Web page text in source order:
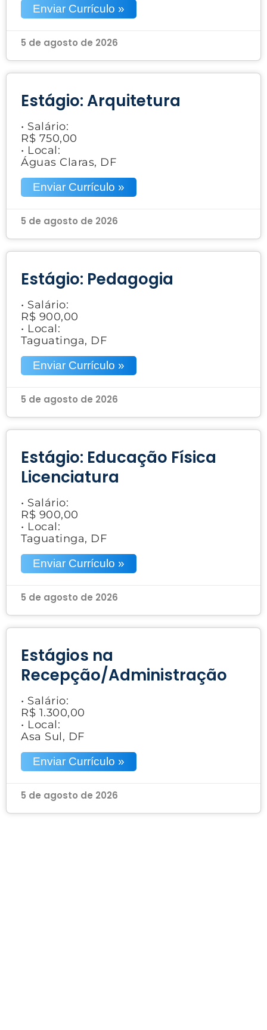
Enviar Currículo »
5 de agosto de 2026
Estágio: Arquitetura
• Salário:
R$ 750,00
• Local:
Águas Claras, DF
Enviar Currículo »
5 de agosto de 2026
Estágio: Pedagogia
• Salário:
R$ 900,00
• Local:
Taguatinga, DF
Enviar Currículo »
5 de agosto de 2026
Estágio: Educação Física
Licenciatura
• Salário:
R$ 900,00
• Local:
Taguatinga, DF
Enviar Currículo »
5 de agosto de 2026
Estágios na
Recepção/Administração
• Salário:
R$ 1.300,00
• Local:
Asa Sul, DF
Enviar Currículo »
5 de agosto de 2026